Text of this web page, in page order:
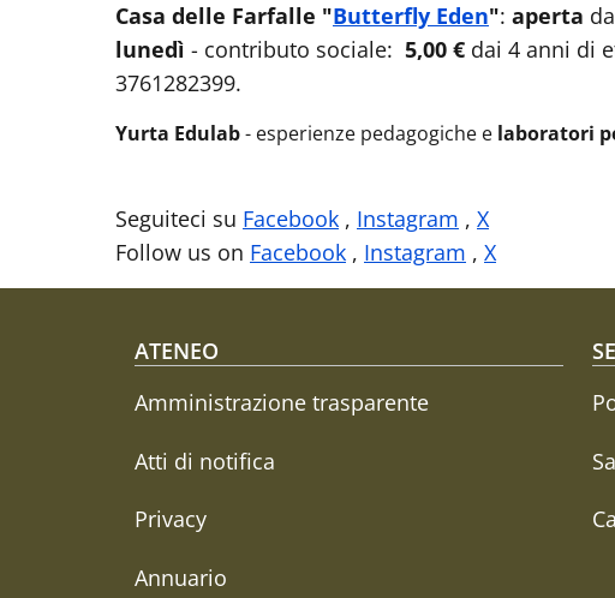
Casa delle Farfalle "Butterfly Eden": aperta
lunedì - contributo sociale: 5,00 € dai 4 anni di
3761282399.
Yurta Edulab- esperienze pedagogiche e laboratori
Seguiteci su Facebook , Instagram , X
Follow us on Facebook , Instagram , X
Footer menu
ATENEO
Amministrazione trasparente
Atti di notifica
Privacy
Annuario